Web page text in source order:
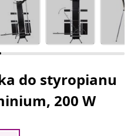
do styropianu
200 W